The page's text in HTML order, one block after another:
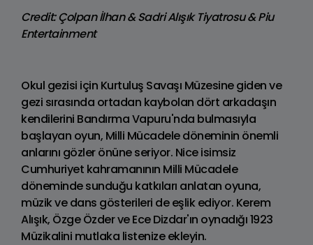
Credit: Çolpan İlhan & Sadri Alışık Tiyatrosu & Piu
Entertainment
Okul gezisi için Kurtuluş Savaşı Müzesine giden ve
gezi sırasında ortadan kaybolan dört arkadaşın
kendilerini Bandırma Vapuru'nda bulmasıyla
başlayan oyun, Milli Mücadele döneminin önemli
anlarını gözler önüne seriyor. Nice isimsiz
Cumhuriyet kahramanının Milli Mücadele
döneminde sunduğu katkıları anlatan oyuna,
müzik ve dans gösterileri de eşlik ediyor. Kerem
Alışık, Özge Özder ve Ece Dizdar'ın oynadığı 1923
Müzikalini mutlaka listenize ekleyin.